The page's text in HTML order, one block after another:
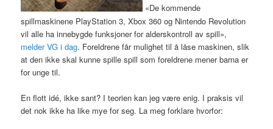
«De kommende
spillmaskinene PlayStation 3, Xbox 360 og Nintendo Revolution
vil alle ha innebygde funksjoner for alderskontroll av spill»,
melder VG i dag. Foreldrene får mulighet til å låse maskinen, slik
at den ikke skal kunne spille spill som foreldrene mener barna er
for unge til.
En flott idé, ikke sant? I teorien kan jeg være enig. I praksis vil
det nok ikke ha like mye for seg. La meg forklare hvorfor: